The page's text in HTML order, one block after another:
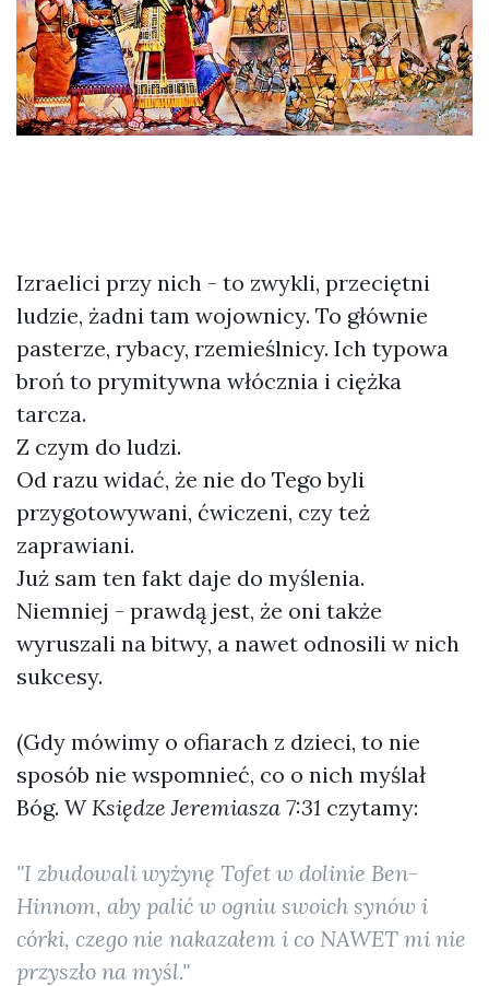
Izraelici przy nich - to zwykli, przeciętni
ludzie, żadni tam wojownicy. To głównie
pasterze, rybacy, rzemieślnicy. Ich typowa
broń to prymitywna włócznia i ciężka
tarcza.
Z czym do ludzi.
Od razu widać, że nie do Tego byli
przygotowywani, ćwiczeni, czy też
zaprawiani.
Już sam ten fakt daje do myślenia.
Niemniej - prawdą jest, że oni także
wyruszali na bitwy, a nawet odnosili w nich
sukcesy.
(Gdy mówimy o ofiarach z dzieci, to nie
sposób nie wspomnieć, co o nich myślał
Bóg. W Księdze Jeremiasza 7:31 czytamy:
"I zbudowali wyżynę Tofet w dolinie Ben-
Hinnom, aby palić w ogniu swoich synów i
córki, czego nie nakazałem i co NAWET mi nie
przyszło na myśl."